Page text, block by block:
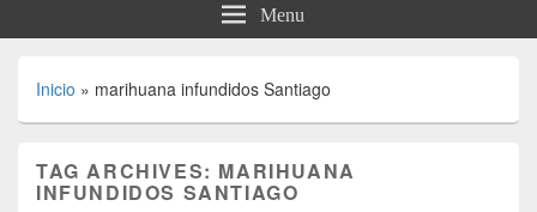
Menu
Inicio » marihuana infundidos Santiago
TAG ARCHIVES: MARIHUANA
INFUNDIDOS SANTIAGO